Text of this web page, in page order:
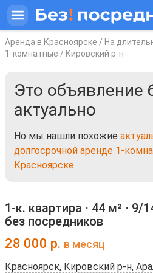
Аренда в Красноярске / На
1-комнатные / Кировский р-н
Это объявление
актуально
Но мы нашли похожие
долгосрочной аренде 1-
Красноярске
1-к. квартира ⋅ 44 м² ⋅ 9/
без посредников
28 000 р. в месяц
Красноярск, Кировский р-н,